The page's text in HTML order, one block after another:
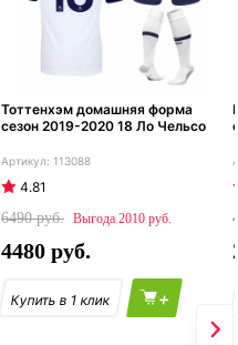
Тоттенхэм домашняя форма
сезон 2019-2020 18 Ло Чельсо
113088
4.81
6490
2010
4480
+